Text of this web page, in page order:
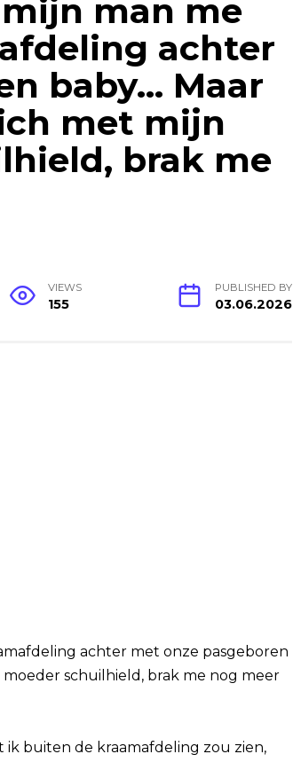
man me
achter
baby… Maar
met mijn
brak me
VIEWS
155
PUBLISHED BY
03.06.2026
achter met onze pasgeboren
schuilhield, brak me nog meer
buiten de kraamafdeling zou zien,